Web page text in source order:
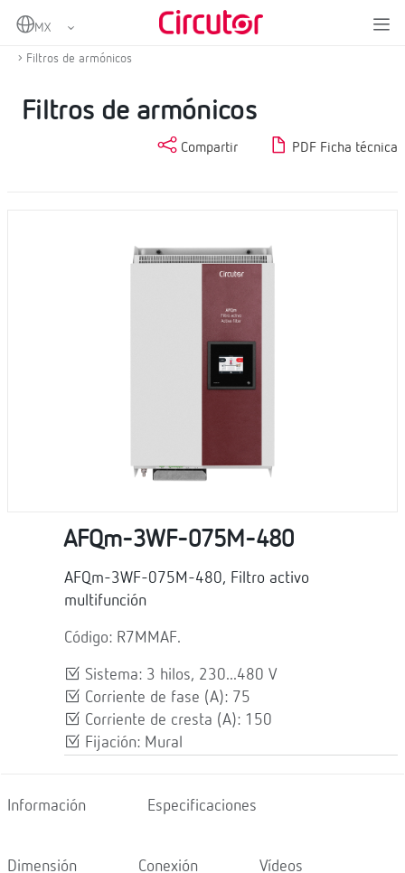
Home
Filtros de armónicos
Filtros de armónicos
Compartir PDF Ficha técnica
AFQm-3WF-075M-480
AFQm-3WF-075M-480, Filtro activo
multifunción
Código: R7MMAF.
Sistema: 3 hilos, 230...480 V
Corriente de fase (A): 75
Corriente de cresta (A): 150
Fijación: Mural
Información Especificaciones
Dimensión Conexión Vídeos